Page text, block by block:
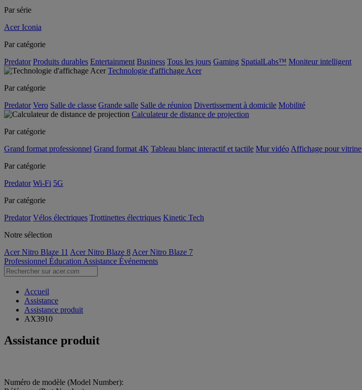
Par série
Acer Iconia
Par catégorie
Predator Produits durables Entertainment Business Tous les jours Gaming SpatialLabs™ Moniteur intelligent
Technologie d'affichage Acer
Par catégorie
Predator Vero Salle de classe Grande salle Salle de réunion Divertissement à domicile Mobilité
Calculateur de distance de projection
Par catégorie
Grand format professionnel Grand format 4K Tableau blanc interactif et tactile Mur vidéo Affichage pour vitrine
Par catégorie
Predator Wi-Fi 5G
Par catégorie
Predator Vélos électriques Trottinettes électriques Kinetic Tech
Notre sélection
Acer Nitro Blaze 11 Acer Nitro Blaze 8 Acer Nitro Blaze 7
Professionnel Éducation Assistance Événements
Accueil
Assistance
Assistance produit
AX3910
Assistance produit
Numéro de modèle (Model Number):